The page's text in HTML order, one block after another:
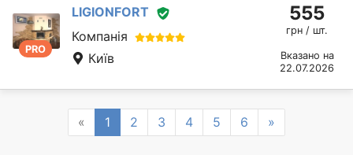
PRO
LIGIONFORT
Компанія
Київ
555
грн / шт.
Вказано на
22.07.2026
« Previous
1 2 3 4 5 6 »